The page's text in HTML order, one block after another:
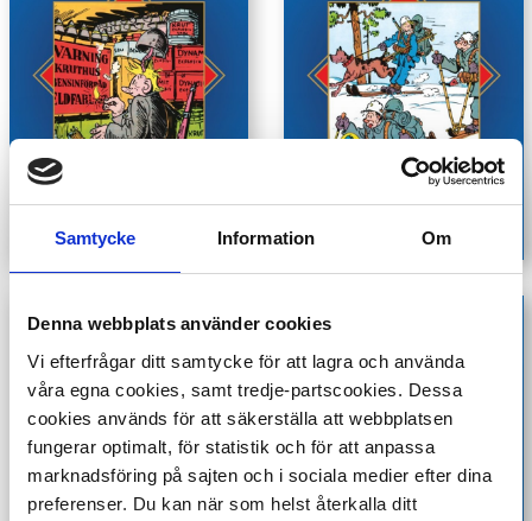
Samtycke Information Om
Denna webbplats använder cookies
Vi efterfrågar ditt samtycke för att lagra och använda
våra egna cookies, samt tredje-partscookies. Dessa
cookies används för att säkerställa att webbplatsen
fungerar optimalt, för statistik och för att anpassa
marknadsföring på sajten och i sociala medier efter dina
preferenser. Du kan när som helst återkalla ditt